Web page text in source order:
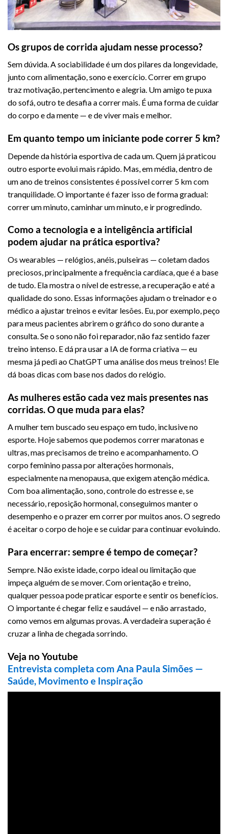
Os grupos de corrida ajudam nesse processo?
Sem dúvida. A sociabilidade é um dos pilares da longevidade,
junto com alimentação, sono e exercício. Correr em grupo
traz motivação, pertencimento e alegria. Um amigo te puxa
do sofá, outro te desafia a correr mais. É uma forma de cuidar
do corpo e da mente — e de viver mais e melhor.
Em quanto tempo um iniciante pode correr 5 km?
Depende da história esportiva de cada um. Quem já praticou
outro esporte evolui mais rápido. Mas, em média, dentro de
um ano de treinos consistentes é possível correr 5 km com
tranquilidade. O importante é fazer isso de forma gradual:
correr um minuto, caminhar um minuto, e ir progredindo.
Como a tecnologia e a inteligência artificial
podem ajudar na prática esportiva?
Os wearables — relógios, anéis, pulseiras — coletam dados
preciosos, principalmente a frequência cardíaca, que é a base
de tudo. Ela mostra o nível de estresse, a recuperação e até a
qualidade do sono. Essas informações ajudam o treinador e o
médico a ajustar treinos e evitar lesões. Eu, por exemplo, peço
para meus pacientes abrirem o gráfico do sono durante a
consulta. Se o sono não foi reparador, não faz sentido fazer
treino intenso. E dá pra usar a IA de forma criativa — eu
mesma já pedi ao ChatGPT uma análise dos meus treinos! Ele
dá boas dicas com base nos dados do relógio.
As mulheres estão cada vez mais presentes nas
corridas. O que muda para elas?
A mulher tem buscado seu espaço em tudo, inclusive no
esporte. Hoje sabemos que podemos correr maratonas e
ultras, mas precisamos de treino e acompanhamento. O
corpo feminino passa por alterações hormonais,
especialmente na menopausa, que exigem atenção médica.
Com boa alimentação, sono, controle do estresse e, se
necessário, reposição hormonal, conseguimos manter o
desempenho e o prazer em correr por muitos anos. O segredo
é aceitar o corpo de hoje e se cuidar para continuar evoluindo.
Para encerrar: sempre é tempo de começar?
Sempre. Não existe idade, corpo ideal ou limitação que
impeça alguém de se mover. Com orientação e treino,
qualquer pessoa pode praticar esporte e sentir os benefícios.
O importante é chegar feliz e saudável — e não arrastado,
como vemos em algumas provas. A verdadeira superação é
cruzar a linha de chegada sorrindo.
Veja no Youtube
Entrevista completa com Ana Paula Simões —
Saúde, Movimento e Inspiração